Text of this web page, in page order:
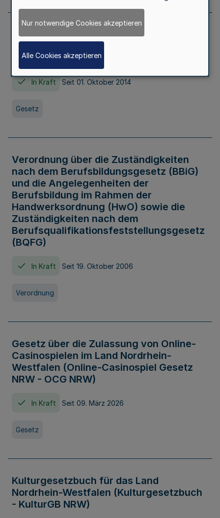
Gesetz über die Hochschulen des Landes
Nordrhein-Westfalen (Hochschulgesetz -
HG)
In Kraft Seit 01. Oktober 2014
Gesetz
Verordnung über die Zuständigkeiten
nach dem Berufsbildungsgesetz (BBiG)
und die Angelegenheiten der
Berufsbildung im Rahmen der
Handwerksordnung (HwO) sowie die
Zuständigkeiten nach dem
Berufsqualifikationsfeststellungsgesetz
(BQFG)
In Kraft Seit 19. Oktober 2006
Verordnung
Gesetz über die Zulassung von Online-
Casinospielen im Land Nordrhein-
Westfalen (Online-Casinospiel Gesetz
NRW - OCG NRW)
In Kraft Seit 09. März 2026
Gesetz
Kulturgesetzbuch für das Land
Nordrhein-Westfalen (Kulturgesetzbuch
- KulturGB NRW)
Nur notwendige Cookies akzeptieren
Alle Cookies akzeptieren